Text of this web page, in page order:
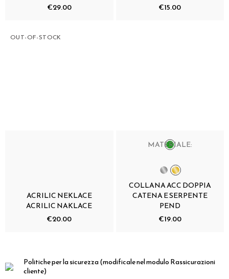
€29.00
€15.00
OUT-OF-STOCK
ACRILIC NEKLACE
ACRILIC NAKLACE
€20.00
MATERIALE:
COLLANA ACC DOPPIA
CATENA E SERPENTE
PEND
€19.00
Politiche per la sicurezza(modificale nel modulo Rassicurazioni
cliente)